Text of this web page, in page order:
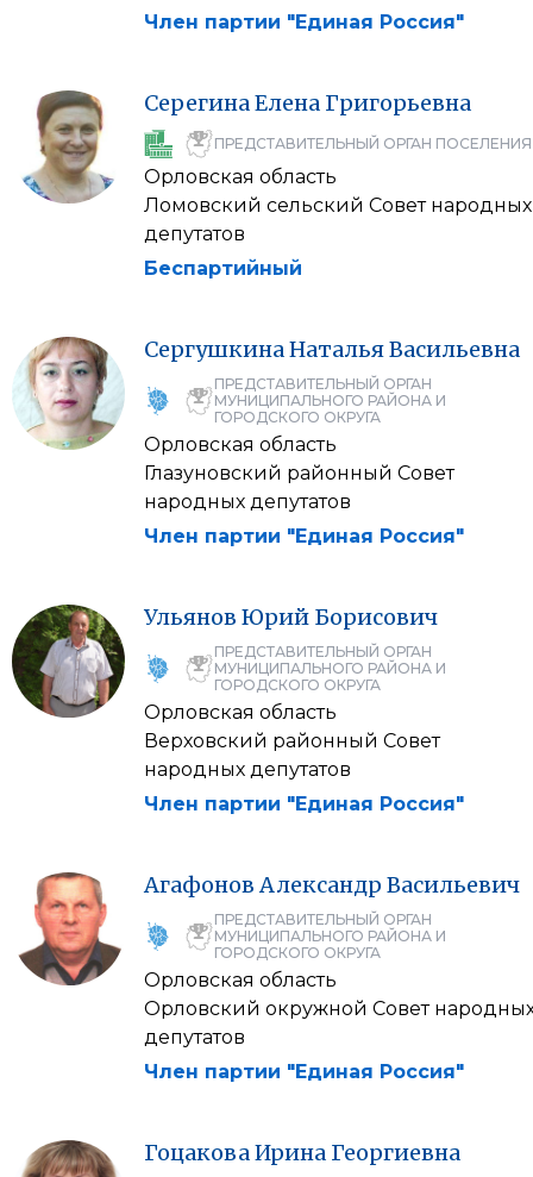
Член партии "Единая Россия"
СерегинаЕлена Григорьевна
ПРЕДСТАВИТЕЛЬНЫЙ ОРГАН ПОСЕЛЕНИЯ
Орловская область
Ломовский сельский Совет народных
депутатов
Беспартийный
СергушкинаНатальяВасильевна
ПРЕДСТАВИТЕЛЬНЫЙ ОРГАН
МУНИЦИПАЛЬНОГО РАЙОНА И
ГОРОДСКОГО ОКРУГА
Орловская область
Глазуновский районный Совет
народных депутатов
Член партии "Единая Россия"
Ульянов Юрий Борисович
ПРЕДСТАВИТЕЛЬНЫЙ ОРГАН
МУНИЦИПАЛЬНОГО РАЙОНА И
ГОРОДСКОГО ОКРУГА
Орловская область
Верховский районный Совет
народных депутатов
Член партии "Единая Россия"
Агафонов Александр Васильевич
ПРЕДСТАВИТЕЛЬНЫЙ ОРГАН
МУНИЦИПАЛЬНОГО РАЙОНА И
ГОРОДСКОГО ОКРУГА
Орловская область
Орловский окружной Совет
депутатов
Член партии "Единая Россия"
ГоцаковаИрина Георгиевна